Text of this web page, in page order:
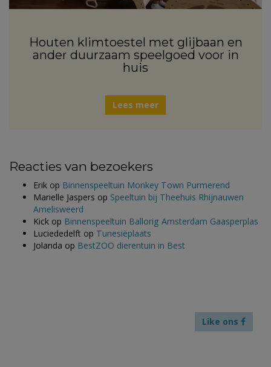
Houten klimtoestel met glijbaan en
ander duurzaam speelgoed voor in
huis
Lees meer
Reacties van bezoekers
Erik op Binnenspeeltuin Monkey Town Purmerend
Marielle Jaspers op Speeltuin bij Theehuis Rhijnauwen
Amelisweerd
Kick op Binnenspeeltuin Ballorig Amsterdam Gaasperplas
Luciededelft op Tunesiëplaats
Jolanda op BestZOO dierentuin in Best
Like ons